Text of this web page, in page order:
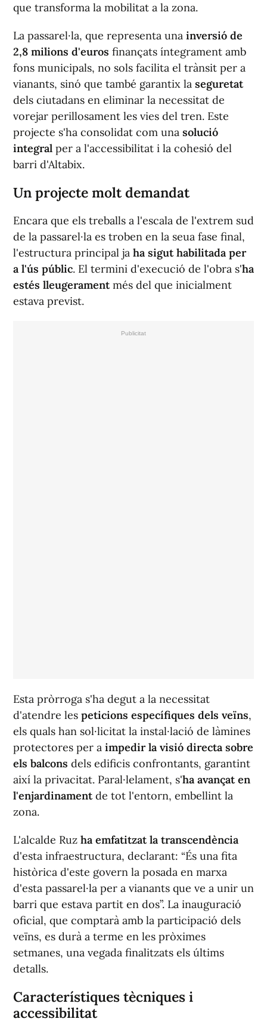
que transforma la mobilitat a la zona.
La passarel·la, que representa una inversió de
2,8 milions d'euros finançats íntegrament amb
fons municipals, no sols facilita el trànsit per a
vianants, sinó que també garantix la seguretat
dels ciutadans en eliminar la necessitat de
vorejar perillosament les vies del tren. Este
projecte s'ha consolidat com una solució
integral per a l'accessibilitat i la cohesió del
barri d'Altabix.
Un projecte molt demandat
Encara que els treballs a l'escala de l'extrem sud
de la passarel·la es troben en la seua fase final,
l'estructura principal ja ha sigut habilitada per
a l'ús públic. El termini d'execució de l'obra s'ha
estés lleugeramentmés del que inicialment
estava previst.
Esta pròrroga s'ha degut a la necessitat
d'atendre les peticions específiques dels veïns,
els quals han sol·licitat la instal·lació de làmines
protectores per a impedir la visió directa sobre
els balcons dels edificis confrontants, garantint
així la privacitat. Paral·lelament, s'ha avançat en
l'enjardinamentde tot l'entorn, embellint la
zona.
L'alcalde Ruz ha emfatitzat la transcendència
d'esta infraestructura, declarant: “És una fita
històrica d'este govern la posada en marxa
d'esta passarel·la per a vianants que ve a unir un
barri que estava partit en dos”. La inauguració
oficial, que comptarà amb la participació dels
veïns, es durà a terme en les pròximes
setmanes, una vegada finalitzats els últims
detalls.
Característiques tècniques i
accessibilitat